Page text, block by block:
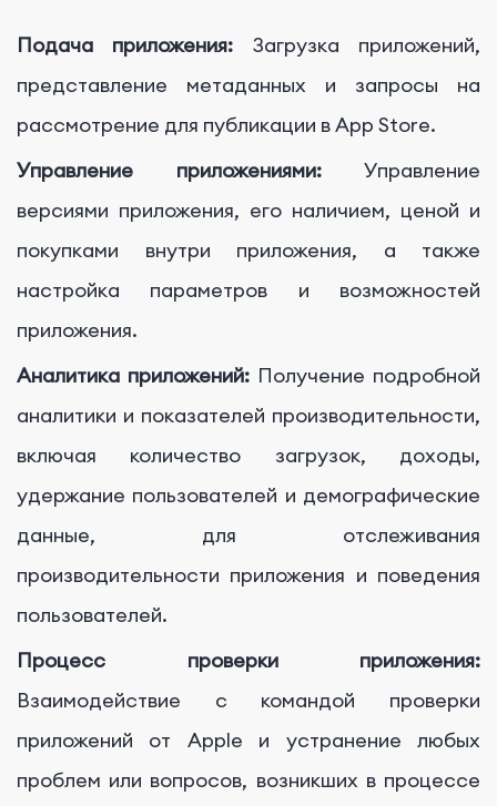
Подача приложения: Загрузка приложений,
представление метаданных и запросы на
рассмотрение для публикации в App Store.
Управление приложениями:Управление
версиями приложения, его наличием, ценой и
покупками внутри приложения, а также
настройка параметров и возможностей
приложения.
Аналитика приложений: Получение подробной
аналитики и показателей производительности,
включая количество загрузок, доходы,
удержание пользователей и демографические
данные, для отслеживания
производительности приложения и поведения
пользователей.
Процесс проверки приложения:
Взаимодействие с командой проверки
приложений от Apple и устранение любых
проблем или вопросов, возникших в процессе